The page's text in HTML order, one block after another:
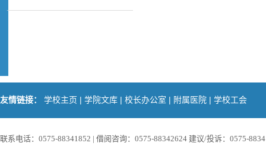
友情链接： 学校主页 | 学院文库 | 校长办公室 | 附属医院 | 学校工会
联系电话：0575-88341852 | 借阅咨询：0575-88342624 建议/投诉：0575-